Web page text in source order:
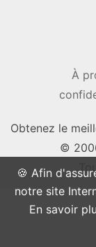
🍪 Afin
notre site
En savoir
À
Obtenez le
©